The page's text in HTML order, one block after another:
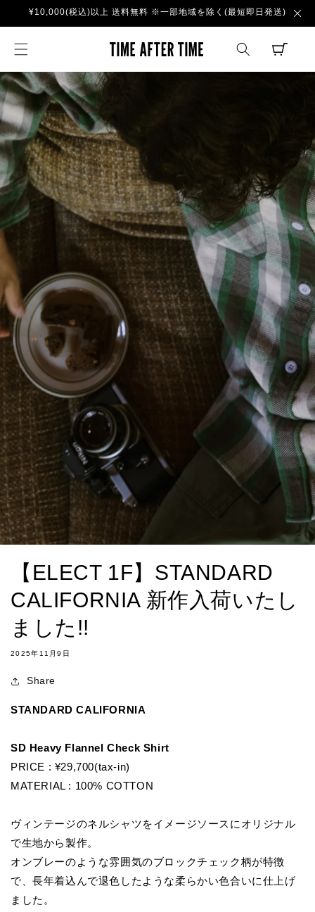
ンツに
進む
¥10,000(税込)以上 送料無料 ※一部地域を除く(最短即日発送)
TIME AFTER
CART
【ELECT 1F】STANDARD
CALIFORNIA 新作入荷いたし
ました!!
2025年11月9日
Share
STANDARD CALIFORNIA
SD Heavy Flannel Check Shirt
PRICE : ¥29,700(tax-in)
MATERIAL : 100% COTTON
ヴィンテージのネルシャツをイメージソースにオリジナル
で生地から製作。
オンブレーのような雰囲気のブロックチェック柄が特徴
で、長年着込んで退色したような柔らかい色合いに仕上げ
ました。